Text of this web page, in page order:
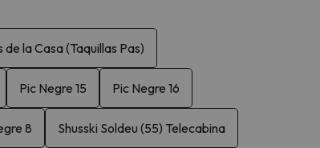
la Casa (Taquillas Pas)
Pic Negre 15 Pic Negre 16
8 Shusski Soldeu (55) Telecabina